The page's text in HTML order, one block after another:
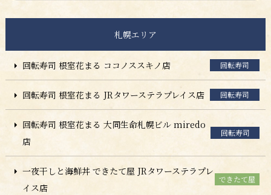
札幌エリア
回転寿司 根室花まる ココノススキノ店 回転寿司
回転寿司 根室花まる JRタワーステラプレイス店 回転寿司
回転寿司 根室花まる 大同生命札幌ビル miredo
店
回転寿司
一夜干しと海鮮丼 できたて屋 JRタワーステラプレ
イス店
できたて屋